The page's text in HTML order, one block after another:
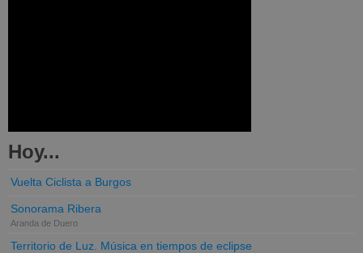
Hoy...
Vuelta Ciclista a Burgos
Sonorama Ribera
Aranda de Duero
Territorio de Luz. Música en tiempos de eclipse